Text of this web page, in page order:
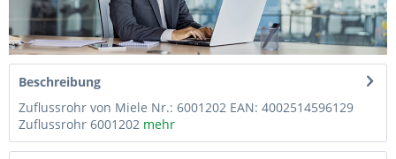
Beschreibung
Zuflussrohr von Miele Nr.: 6001202 EAN: 4002514596129
Zuflussrohr 6001202 mehr